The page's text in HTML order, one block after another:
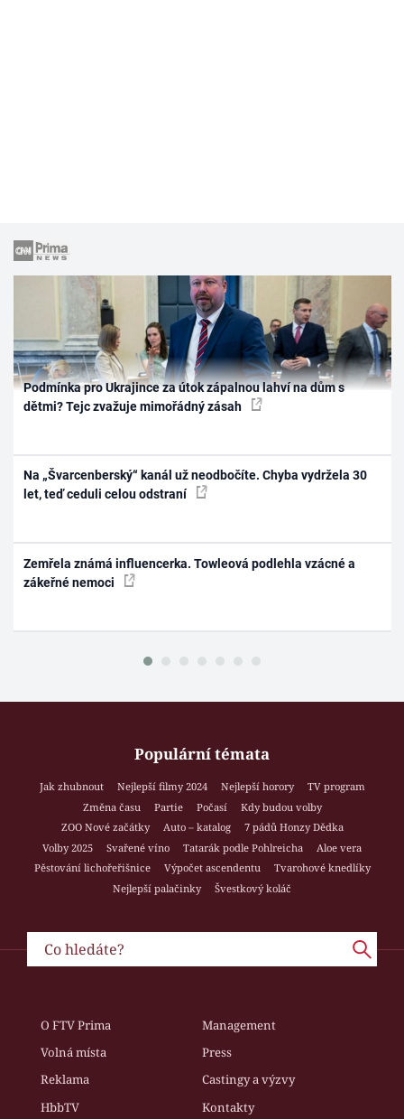
Podmínka pro Ukrajince za útok zápalnou lahví na dům s
dětmi? Tejc zvažuje mimořádný zásah
Na „Švarcenberský“ kanál už neodbočíte. Chyba vydržela 30
let, teď ceduli celou odstraní
Zemřela známá influencerka. Towleová podlehla vzácné a
zákeřné nemoci
Populární témata
Jak zhubnout Nejlepší filmy 2024 Nejlepší horory
TV program
Změna času
Partie Počasí
Kdy budou volby
ZOO Nové začátky
Auto – katalog
7 pádů Honzy Dědka
Volby 2025
Svařené víno Tatarák podle Pohlreicha
Aloe vera
Pěstování lichořeřišnice
Výpočet ascendentu
Tvarohové knedlíky
Nejlepší palačinky
Švestkový koláč
O FTV Prima
Management
Volná místa
Press
Reklama
Castingy a výzvy
HbbTV
Kontakty